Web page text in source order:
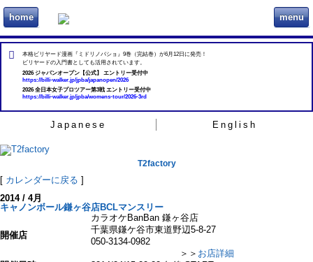
home ビリヲカ menu
本格ビリヤード漫画『ミドリノバショ』9巻（完結巻）が6月12日に発売！
ビリヤードの入門書としても活用されています。
2026 ジャパンオープン【公式】 エントリー受付中
https://billi-walker.jp/jpba/japanopen/2026
2026 全日本女子プロツアー第3戦 エントリー受付中
https://billi-walker.jp/jpba/womens-tour/2026-3rd
Japanese English
T2factory
[ カレンダーに戻る ]
2014 / 4月
キャノンボール鎌ヶ谷店BCLマンスリー
開催店
カラオケBanBan 鎌ヶ谷店
千葉県鎌ケ谷市東道野辺5-8-27
050-3134-0982
＞＞ お店詳細